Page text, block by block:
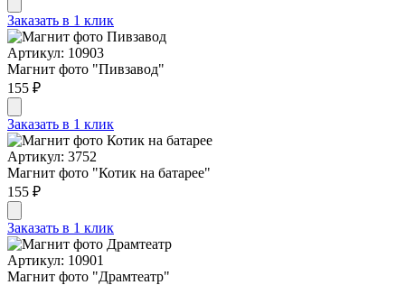
Заказать в 1 клик
Артикул: 10903
Магнит фото "Пивзавод"
155 ₽
Заказать в 1 клик
Артикул: 3752
Магнит фото "Котик на батарее"
155 ₽
Заказать в 1 клик
Артикул: 10901
Магнит фото "Драмтеатр"